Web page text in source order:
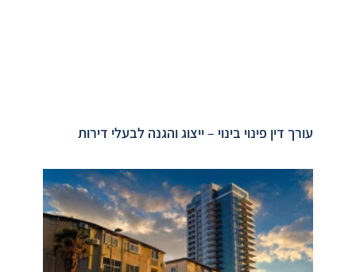
עורך דין פינוי בינוי – ייצוג והגנה לבעלי דירות